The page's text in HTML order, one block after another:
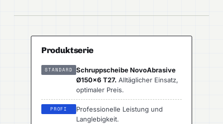
Produktserie
STANDARD
Schruppscheibe NovoAbrasive
Ø150×6 T27. Alltäglicher Einsatz,
optimaler Preis.
PROFI
Professionelle Leistung und
Langlebigkeit.